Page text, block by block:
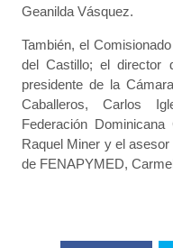
Geanilda Vásquez.
También, el
del Castillo; el director
presidente de la
Caballeros, Carlos
Federación
Raquel Miner y el
de FENAPYMED,